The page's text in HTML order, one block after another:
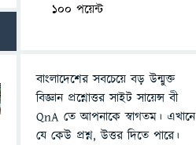
100 পয়েন্ট
বাংলাদেশের সবচেয়ে বড় উন্মুক্ত
বিজ্ঞান প্রশ্নোত্তর সাইট সায়েন্স বী
QnA তে আপনাকে স্বাগতম। এখানে
যে কেউ প্রশ্ন, উত্তর দিতে পারে।